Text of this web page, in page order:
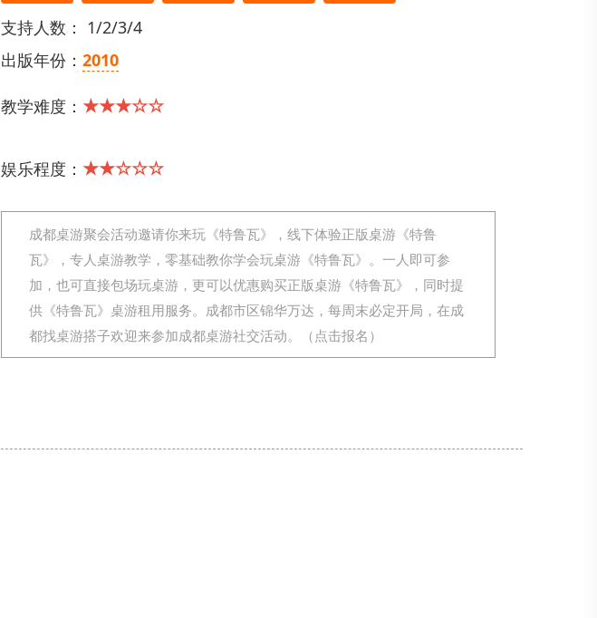
支持人数： 1/2/3/4
出版年份： 2010
教学难度： ★★★☆☆
娱乐程度： ★★☆☆☆
成都桌游聚会活动邀请你来玩《特鲁瓦》，线下体验正版桌游《特鲁
瓦》，专人桌游教学，零基础教你学会玩桌游《特鲁瓦》。一人即可参
加，也可直接包场玩桌游，更可以优惠购买正版桌游《特鲁瓦》，同时提
供《特鲁瓦》桌游租用服务。成都市区锦华万达，每周末必定开局，在成
都找桌游搭子欢迎来参加成都桌游社交活动。（点击报名）